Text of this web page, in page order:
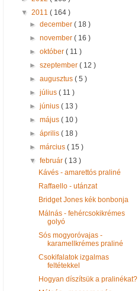
▼ 2011 ( 164 )
►december( 18 )
►november( 16 )
►október( 11 )
►szeptember( 12 )
►augusztus( 5 )
►július( 11 )
►június( 13 )
►május( 10 )
►április( 18 )
►március( 15 )
▼február( 13 )
Kávés - amarettós praliné
Raffaello - utánzat
Bridget Jones kék bonbonja
Málnás - fehércsokikrémes
golyó
Sós mogyoróvajas -
karamellkrémes praliné
Csokifalatok izgalmas
feltétekkel
Hogyan díszítsük a pralinékat?